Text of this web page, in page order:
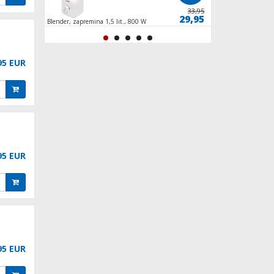
EUR
EUR
EUR
99,95
89,95 Blender, zapremina 1,5 lit., 800 W
33,95
29,95